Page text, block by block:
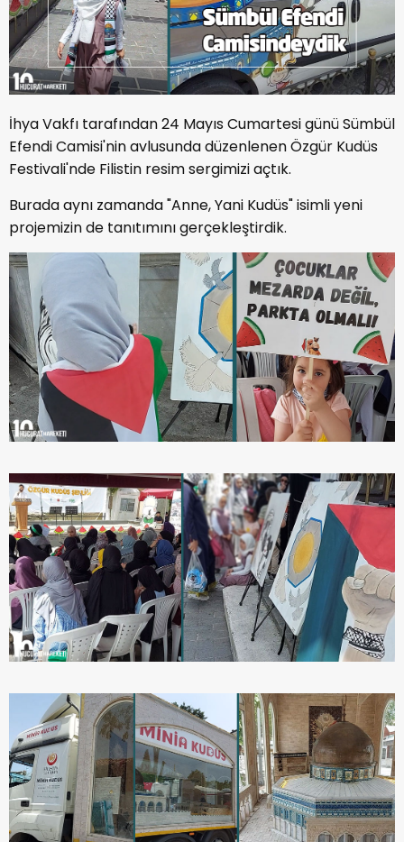
İhya Vakfı tarafından 24 Mayıs Cumartesi günü Sümbül
Efendi Camisi'nin avlusunda düzenlenen Özgür Kudüs
Festivali'nde Filistin resim sergimizi açtık.
Burada aynı zamanda "Anne, Yani Kudüs" isimli yeni
projemizin de tanıtımını gerçekleştirdik.